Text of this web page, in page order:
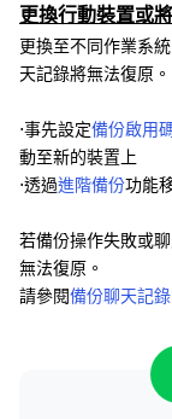
更換行動裝置或
更換至不同作業系
天記錄將無法復原。
⋅事先設定備份啟用
動至新的裝置上
⋅透過進階備份功能
若備份操作失敗或
無法復原。
請參閱備份聊天記錄